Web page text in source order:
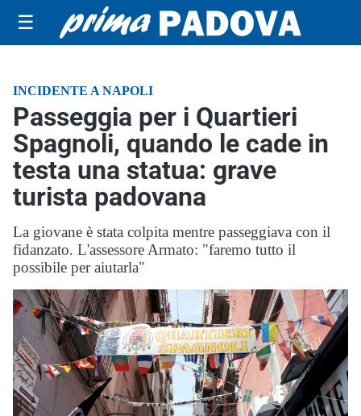
☰
INCIDENTE A NAPOLI
Passeggia per i Quartieri
Spagnoli, quando le cade in
testa una statua: grave
turista padovana
La giovane è stata colpita mentre passeggiava con il
fidanzato. L'assessore Armato: "faremo tutto il
possibile per aiutarla"